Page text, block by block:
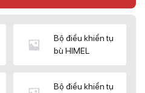
Bộ điều khiển tụ
bù HIMEL
Bộ điều khiển tụ